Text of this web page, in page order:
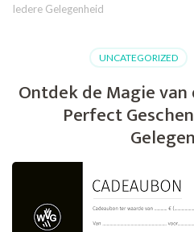
Iedere Gelegenheid
UNCATEGORIZED
Ontdek de Magie van
Perfect